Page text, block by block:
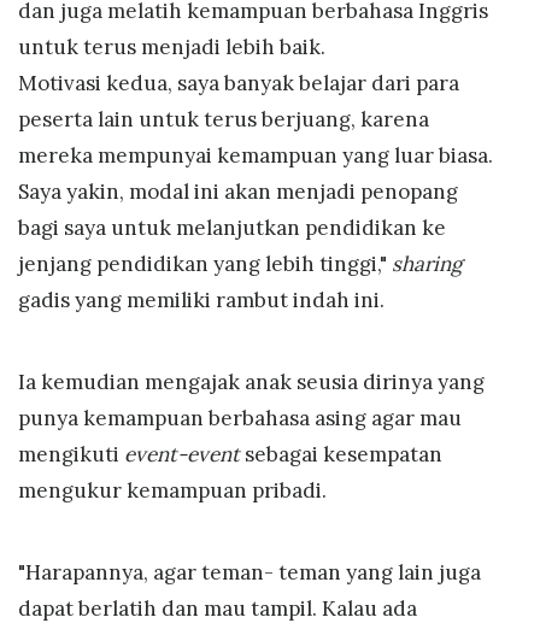
dan juga melatih kemampuan berbahasa Inggris
untuk terus menjadi lebih baik.
Motivasi kedua, saya banyak belajar dari para
peserta lain untuk terus berjuang, karena
mereka mempunyai kemampuan yang luar biasa.
Saya yakin, modal ini akan menjadi penopang
bagi saya untuk melanjutkan pendidikan ke
jenjang pendidikan yang lebih tinggi," sharing
gadis yang memiliki rambut indah ini.
Ia kemudian mengajak anak seusia dirinya yang
punya kemampuan berbahasa asing agar mau
mengikuti event-eventsebagai kesempatan
mengukur kemampuan pribadi.
"Harapannya, agar teman- teman yang lain juga
dapat berlatih dan mau tampil. Kalau ada